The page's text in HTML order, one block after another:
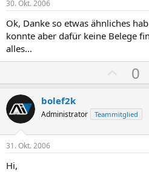
v
e
S
t
m
m
e
30. Okt. 2006
Ok, Danke so etwas ähnliches
konnte aber dafür keine Belege
alles...
o
i
t
v
0
bolef2k
Administrator Teammitglied
31. Okt. 2006
Hi,